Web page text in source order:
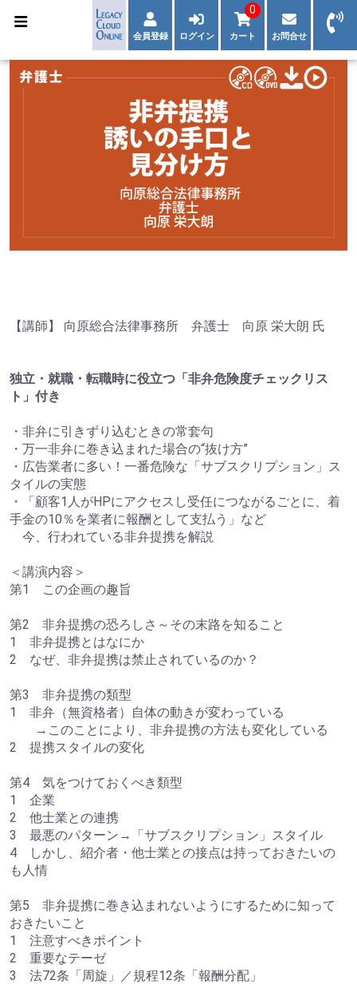
会員登録 ログイン カート
0
お問合せ
【講師】 向原総合法律事務所 弁護士 向原 栄大朗 氏
独立・就職・転職時に役立つ「非弁危険度チェックリス
ト」付き
・非弁に引きずり込むときの常套句
・万一非弁に巻き込まれた場合の“抜け方”
・広告業者に多い！一番危険な「サブスクリプション」ス
タイルの実態
・「顧客1人がHPにアクセスし受任につながるごとに、着
手金の10％を業者に報酬として支払う」など
今、行われている非弁提携を解説
＜講演内容＞
第1 この企画の趣旨
第2 非弁提携の恐ろしさ～その末路を知ること
1 非弁提携とはなにか
2 なぜ、非弁提携は禁止されているのか？
第3 非弁提携の類型
1 非弁（無資格者）自体の動きが変わっている
→このことにより、非弁提携の方法も変化している
2 提携スタイルの変化
第4 気をつけておくべき類型
1 企業
2 他士業との連携
3 最悪のパターン→「サブスクリプション」スタイル
4 しかし、紹介者・他士業との接点は持っておきたいの
も人情
第5 非弁提携に巻き込まれないようにするために知って
おきたいこと
1 注意すべきポイント
2 重要なテーゼ
3 法72条「周旋」／規程12条「報酬分配」